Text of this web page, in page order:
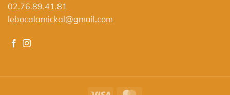
02.76.89.41.81
lebocalamickal@gmail.com